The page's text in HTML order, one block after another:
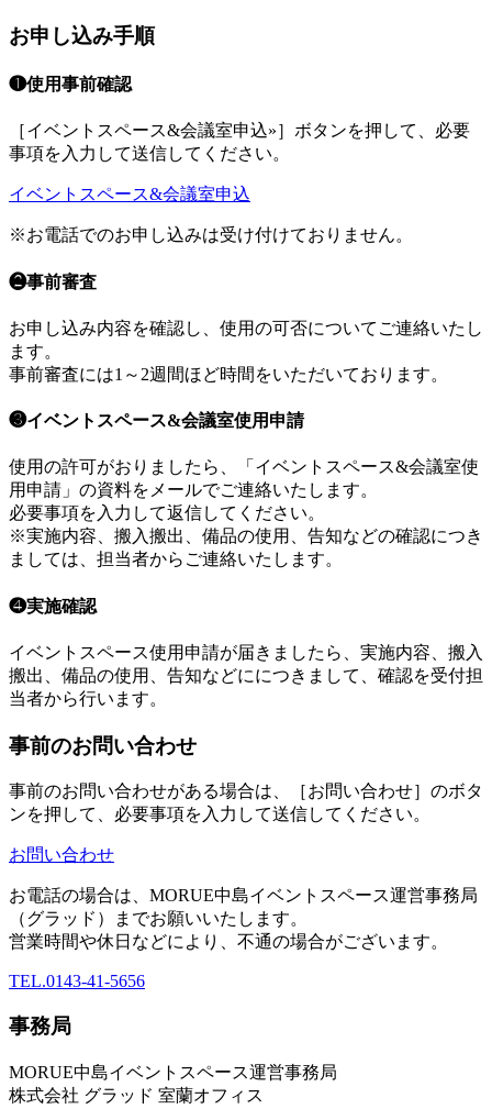
お申し込み手順
❶使用事前確認
［イベントスペース&会議室申込»］ボタンを押して、必要
事項を入力して送信してください。
イベントスペース&会議室申込
※お電話でのお申し込みは受け付けておりません。
❷事前審査
お申し込み内容を確認し、使用の可否についてご連絡いたし
ます。
事前審査には1～2週間ほど時間をいただいております。
❸イベントスペース&会議室使用申請
使用の許可がおりましたら、「イベントスペース&会議室使
用申請」の資料をメールでご連絡いたします。
必要事項を入力して返信してください。
※実施内容、搬入搬出、備品の使用、告知などの確認につき
ましては、担当者からご連絡いたします。
❹実施確認
イベントスペース使用申請が届きましたら、実施内容、搬入
搬出、備品の使用、告知などににつきまして、確認を受付担
当者から行います。
事前のお問い合わせ
事前のお問い合わせがある場合は、［お問い合わせ］のボタ
ンを押して、必要事項を入力して送信してください。
お問い合わせ
お電話の場合は、MORUE中島イベントスペース運営事務局
（グラッド）までお願いいたします。
営業時間や休日などにより、不通の場合がございます。
TEL.0143-41-5656
事務局
MORUE中島イベントスペース運営事務局
株式会社 グラッド 室蘭オフィス